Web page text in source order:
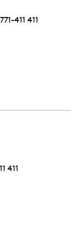
411 411
411